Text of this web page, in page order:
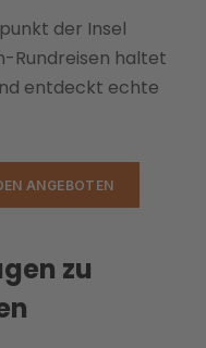
der Insel
Rundreisen haltet
entdeckt echte
ANGEBOTEN
zu